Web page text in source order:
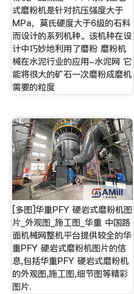
式磨粉机是针对抗压强度大于
MPa，莫氏硬度大于6级的石料
而设计的系列机种。该机种在设
计中巧妙地利用了磨粉 磨粉机
械在水泥行业的应用-水泥网 它
能将很大的矿石一次磨粉成磨机
需要的粒度
[多图]华重PFY 硬岩式磨粉机图
片_外观图_施工图_华重 中国路
面机械网整机平台提供较全的华
重PFY 硬岩式磨粉机图片的信
息,包括华重PFY 硬岩式磨粉机
的外观图,施工图,细节图等精彩
图片.